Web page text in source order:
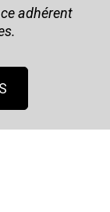
adhérent